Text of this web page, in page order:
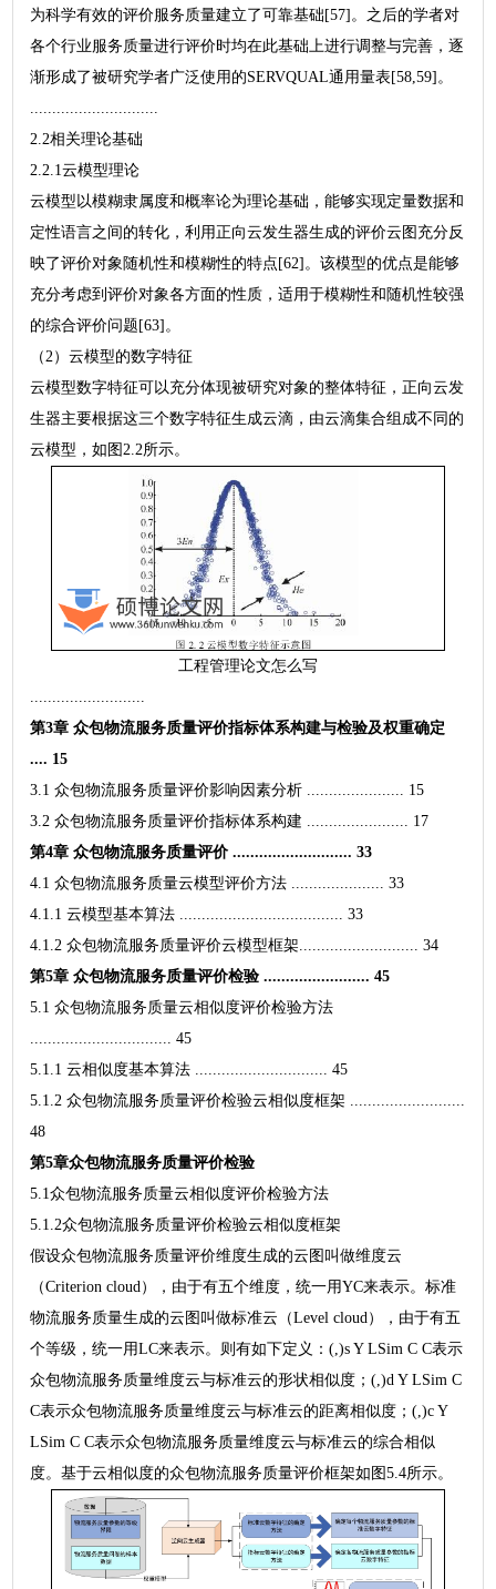
为科学有效的评价服务质量建立了可靠基础[57]。之后的学者对
各个行业服务质量进行评价时均在此基础上进行调整与完善，逐
渐形成了被研究学者广泛使用的SERVQUAL通用量表[58,59]。
2.2相关理论基础
2.2.1云模型理论
云模型以模糊隶属度和概率论为理论基础，能够实现定量数据和
定性语言之间的转化，利用正向云发生器生成的评价云图充分反
映了评价对象随机性和模糊性的特点[62]。该模型的优点是能够
充分考虑到评价对象各方面的性质，适用于模糊性和随机性较强
的综合评价问题[63]。
（2）云模型的数字特征
云模型数字特征可以充分体现被研究对象的整体特征，正向云发
生器主要根据这三个数字特征生成云滴，由云滴集合组成不同的
云模型，如图2.2所示。
工程管理论文怎么写
..........................
第3章 众包物流服务质量评价指标体系构建与检验及权重确定
.... 15
3.1 众包物流服务质量评价影响因素分析 ...................... 15
3.2 众包物流服务质量评价指标体系构建 ....................... 17
第4章 众包物流服务质量评价 ........................... 33
4.1 众包物流服务质量云模型评价方法 ..................... 33
4.1.1 云模型基本算法 ..................................... 33
4.1.2 众包物流服务质量评价云模型框架........................... 34
第5章 众包物流服务质量评价检验 ........................ 45
5.1 众包物流服务质量云相似度评价检验方法
................................ 45
5.1.1 云相似度基本算法 .............................. 45
5.1.2 众包物流服务质量评价检验云相似度框架 ..........................
48
第5章众包物流服务质量评价检验
5.1众包物流服务质量云相似度评价检验方法
5.1.2众包物流服务质量评价检验云相似度框架
假设众包物流服务质量评价维度生成的云图叫做维度云
（Criterion cloud），由于有五个维度，统一用YC来表示。标准
物流服务质量生成的云图叫做标准云（Level cloud），由于有五
个等级，统一用LC来表示。则有如下定义：(,)s Y LSim C C表示
众包物流服务质量维度云与标准云的形状相似度；(,)d Y LSim C
C表示众包物流服务质量维度云与标准云的距离相似度；(,)c Y
LSim C C表示众包物流服务质量维度云与标准云的综合相似
度。基于云相似度的众包物流服务质量评价框架如图5.4所示。